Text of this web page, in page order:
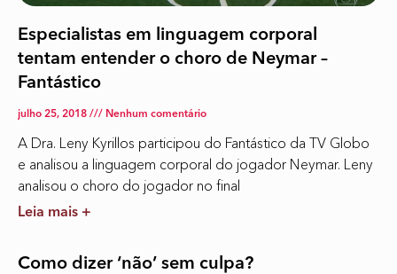
Especialistas em linguagem corporal
tentam entender o choro de Neymar –
Fantástico
julho 25, 2018 Nenhum comentário
A Dra. Leny Kyrillos participou do Fantástico da TV Globo
e analisou a linguagem corporal do jogador Neymar. Leny
analisou o choro do jogador no final
Leia mais +
Como dizer ‘não’ sem culpa?